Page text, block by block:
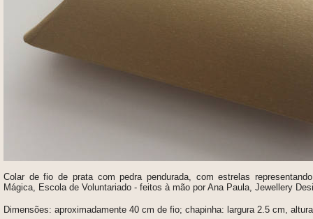
Colar de fio de prata com pedra pendurada, com estrelas
Mágica, Escola de Voluntariado - feitos à mão por Ana Paula, Jewellery
Dimensões: aproximadamente 40 cm de fio; chapinha: largura 2.5 cm,